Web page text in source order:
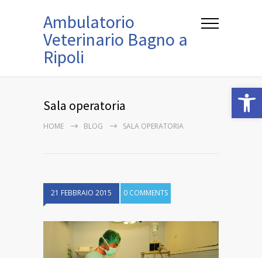
Ambulatorio
Veterinario Bagno a
Ripoli
Sala operatoria
HOME BLOG SALA OPERATORIA
21 FEBBRAIO 2015 0 COMMENTS